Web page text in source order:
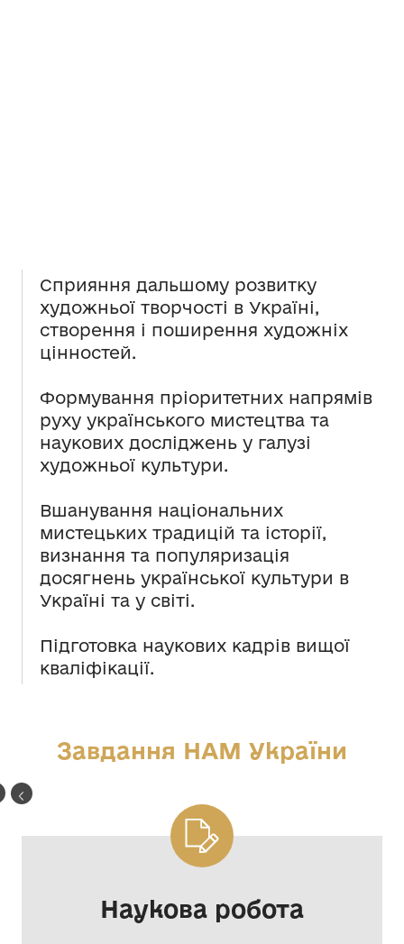
Сприяння дальшому розвитку
художньої творчості в Україні,
створення і поширення художніх
цінностей.
Формування пріоритетних напрямів
руху українського мистецтва та
наукових досліджень у галузі
художньої культури.
Вшанування національних
мистецьких традицій та історії,
визнання та популяризація
досягнень української культури в
Україні та у світі.
Підготовка наукових кадрів вищої
кваліфікації.
Завдання НАМ України
Наукова робота